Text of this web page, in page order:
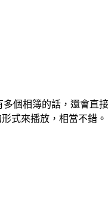
個相簿的話，還會
式來播放，相當不錯。